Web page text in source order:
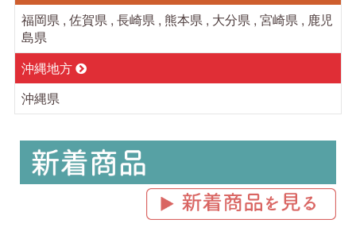
福岡県 , 佐賀県 , 長崎県 , 熊本県 , 大分県 , 宮崎県 , 鹿児
島県
沖縄地方
沖縄県